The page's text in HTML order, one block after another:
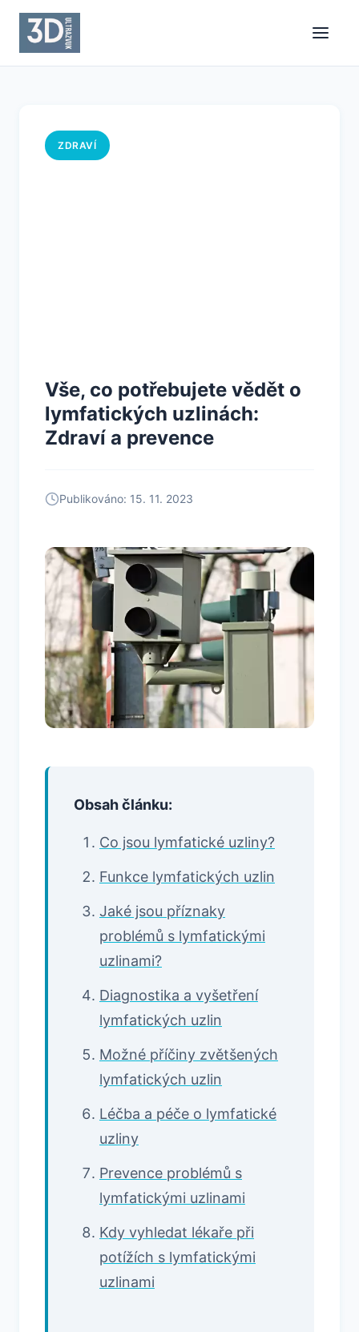
ZDRAVÍ
Vše, co potřebujete vědět o
lymfatických uzlinách:
Zdraví a prevence
Publikováno: 15. 11. 2023
Obsah článku:
Co jsou lymfatické uzliny?
Funkce lymfatických uzlin
Jaké jsou příznaky
problémů s lymfatickými
uzlinami?
Diagnostika a vyšetření
lymfatických uzlin
Možné příčiny zvětšených
lymfatických uzlin
Léčba a péče o lymfatické
uzliny
Prevence problémů s
lymfatickými uzlinami
Kdy vyhledat lékaře při
potížích s lymfatickými
uzlinami